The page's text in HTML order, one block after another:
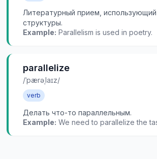
Литературный прием,
структуры.
Example: Parallelism is used in poetry.
parallelize
/ˈpærəˌlaɪz/
verb
Делать что-то параллельным.
Example: We need to parallelize the